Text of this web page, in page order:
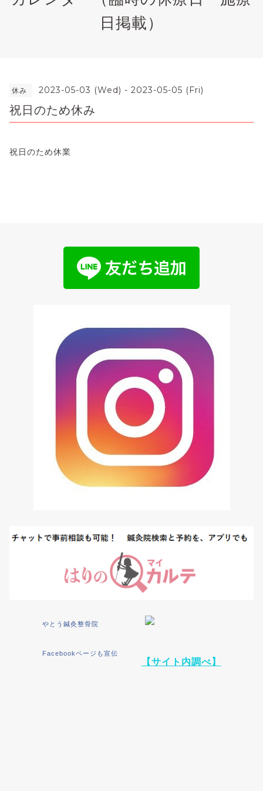
日掲載）
休み 2023-05-03 (Wed) - 2023-05-05 (Fri)
祝日のため休み
祝日のため休業
やとう鍼灸整骨院
Facebookページも宣伝
【サイト内調べ】